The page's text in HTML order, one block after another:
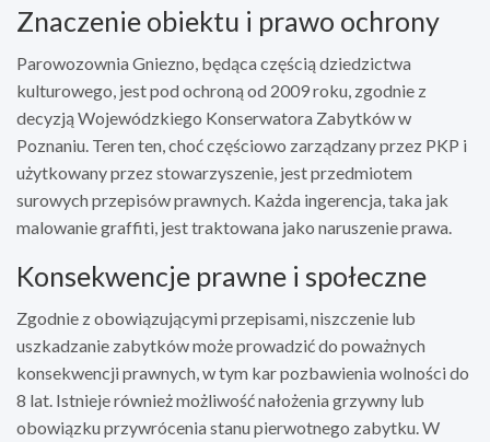
Znaczenie obiektu i prawo ochrony
Parowozownia Gniezno, będąca częścią dziedzictwa
kulturowego, jest pod ochroną od 2009 roku, zgodnie z
decyzją Wojewódzkiego Konserwatora Zabytków w
Poznaniu. Teren ten, choć częściowo zarządzany przez PKP i
użytkowany przez stowarzyszenie, jest przedmiotem
surowych przepisów prawnych. Każda ingerencja, taka jak
malowanie graffiti, jest traktowana jako naruszenie prawa.
Konsekwencje prawne i społeczne
Zgodnie z obowiązującymi przepisami, niszczenie lub
uszkadzanie zabytków może prowadzić do poważnych
konsekwencji prawnych, w tym kar pozbawienia wolności do
8 lat. Istnieje również możliwość nałożenia grzywny lub
obowiązku przywrócenia stanu pierwotnego zabytku. W